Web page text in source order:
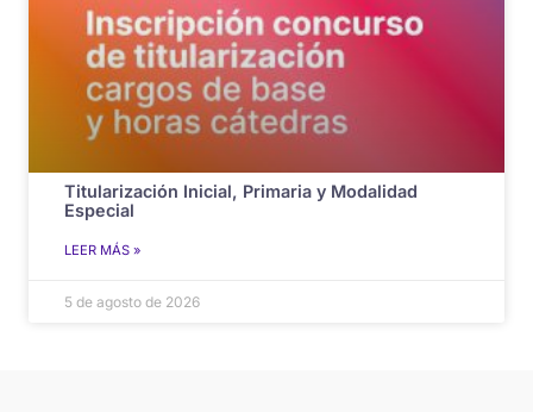
Titularización Inicial, Primaria y Modalidad
Especial
LEER MÁS »
5 de agosto de 2026